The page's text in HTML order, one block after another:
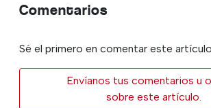
Comentarios
Sé el primero en comentar este artículo
Envíanos tus comentarios u
sobre este artículo.